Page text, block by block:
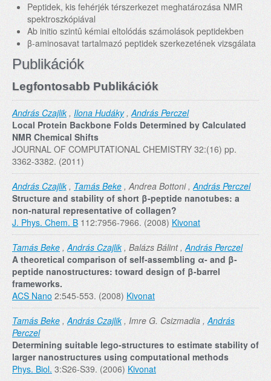
Peptidek, kis fehérjék térszerkezet meghatározása NMR
spektroszkópiával
Ab initio szintû kémiai eltolódás számolások peptidekben
β-aminosavat tartalmazó peptidek szerkezetének vizsgálata
Publikációk
Legfontosabb Publikációk
András Czajlik, Ilona Hudáky,András Perczel
Local Protein Backbone Folds Determined by Calculated
NMR Chemical Shifts
JOURNAL OF COMPUTATIONAL CHEMISTRY 32:(16) pp.
3362-3382. (2011)
András Czajlik, Tamás Beke , Andrea Bottoni ,András Perczel
Structure and stability of short β-peptide nanotubes: a
non-natural representative of collagen?
J. Phys. Chem. B 112:7956-7966. (2008) Kivonat
Tamás Beke ,András Czajlik, Balázs Bálint ,András Perczel
A theoretical comparison of self-assembling α- and β-
peptide nanostructures: toward design of β-barrel
frameworks.
ACS Nano 2:545-553. (2008) Kivonat
Tamás Beke ,András Czajlik, Imre G. Csizmadia ,András
Perczel
Determining suitable lego-structures to estimate stability of
larger nanostructures using computational methods
Phys. Biol. 3:S26-S39. (2006) Kivonat